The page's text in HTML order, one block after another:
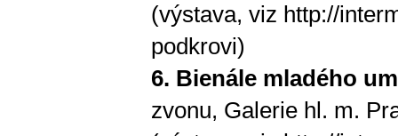
(výstava, viz http://
podkrovi)
6. Bienále mladého
zvonu, Galerie hl. m.